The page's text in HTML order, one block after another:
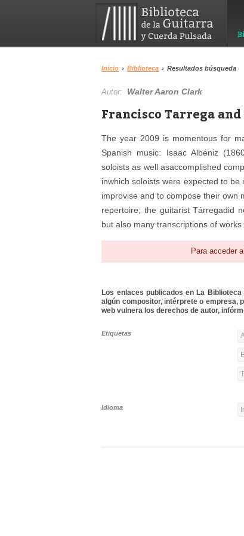
Inicio › Biblioteca › Resultados búsqueda
Autor: Walter Aaron Clark
Francisco Tarrega
The year 2009 is momentous for
Spanish music: Isaac Albéniz
soloists as well asaccomplished
inwhich soloists were expected to
improvise and to compose their own
repertoire; the guitarist Tárregadid
but also many transcriptions of
Para acceder
Los enlaces publicados en La
algún compositor, intérprete o empresa,
web vulnera los derechos de autor,
Etiquetas
Idioma